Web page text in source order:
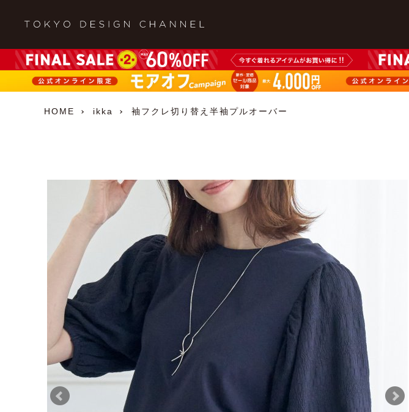
HOME ikka 袖フクレ切り替え半袖プルオーバー